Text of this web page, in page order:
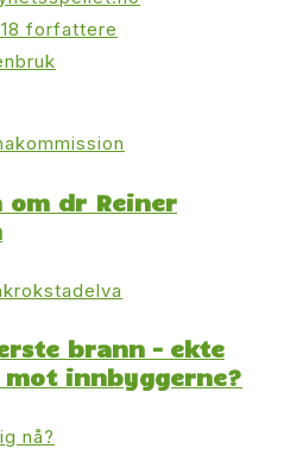
forfattere
om dr Reiner
brann – ekte
innbyggerne?